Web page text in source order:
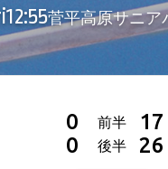
12:55菅平高原サニア
0 前半
17
0
後半 26